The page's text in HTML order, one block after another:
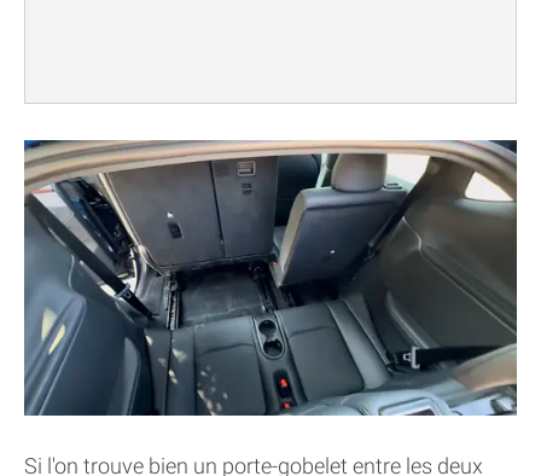
Si l'on trouve bien un porte-gobelet entre les deux